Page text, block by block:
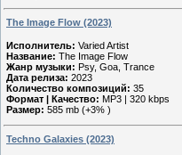
The Image Flow (2023)
Исполнитель: Varied Artist
Название: The Image Flow
Жанр музыки: Psy, Goa, Trance
Дата релиза: 2023
Количество композиций: 35
Формат | Качество: MP3 | 320 kbps
Размер: 585 mb (+3% )
Techno Galaxies (2023)